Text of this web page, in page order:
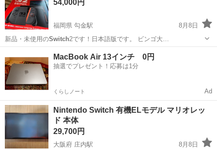
54,000円
福岡県 勾金駅
8月8日
新品・未使用のSwitch 2です！日本語版です。 ビンゴ大…
テレビゲーム
MacBook Air 13インチ 0円
抽選でプレゼント！応募は1分
くらしノート Ad
Nintendo Switch 有機ELモデル マリオレッ
ド 本体
29,700円
大阪府 庄内駅
8月8日